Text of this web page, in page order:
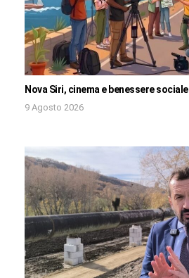
Nova Siri, cinema e benessere sociale
9 Agosto 2026